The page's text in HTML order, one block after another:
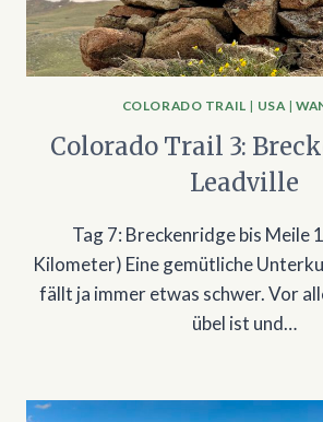
COLORADO TRAIL | USA|
Colorado Trail 3:
Leadville
Tag 7: Breckenridge bis Meile
Kilometer) Eine gemütliche
fällt ja immer etwas schwer. Vor
übel ist und…